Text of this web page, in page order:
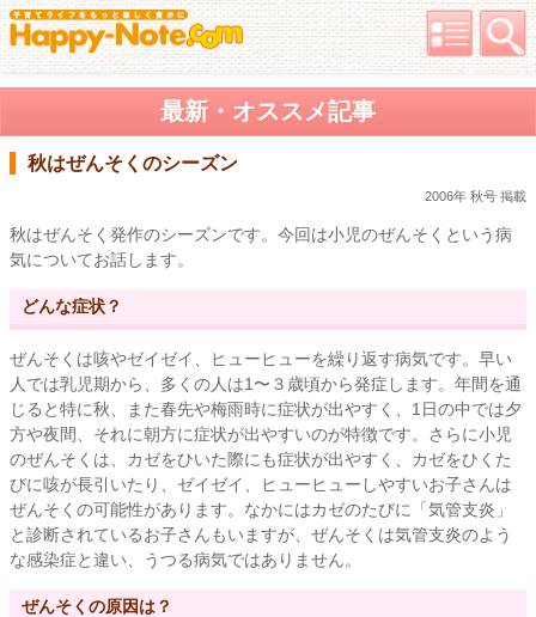
最新・オススメ記事
秋はぜんそくのシーズン
2006年 秋号 掲載
秋はぜんそく発作のシーズンです。今回は小児のぜんそくという病
気についてお話します。
どんな症状？
ぜんそくは咳やゼイゼイ、ヒューヒューを繰り返す病気です。早い
人では乳児期から、多くの人は1〜３歳頃から発症します。年間を通
じると特に秋、また春先や梅雨時に症状が出やすく、1日の中では夕
方や夜間、それに朝方に症状が出やすいのが特徴です。さらに小児
のぜんそくは、カゼをひいた際にも症状が出やすく、カゼをひくた
びに咳が長引いたり、ゼイゼイ、ヒューヒューしやすいお子さんは
ぜんそくの可能性があります。なかにはカゼのたびに「気管支炎」
と診断されているお子さんもいますが、ぜんそくは気管支炎のよう
な感染症と違い、うつる病気ではありません。
ぜんそくの原因は？